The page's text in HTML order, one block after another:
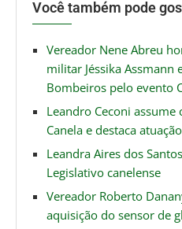
Você também pode
Vereador Nene Abreu
militar Jéssika Assmann
Bombeiros pelo evento
Leandro Ceconi assume
Canela e destaca
Leandra Aires dos
Legislativo canelense
Vereador Roberto
aquisição do sensor de